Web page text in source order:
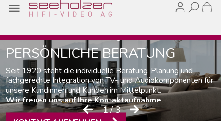

1/ 3
Audio- und Video-Lösungen
PERSÖNLICHE BERATUNG
Seit 1920 steht die individuelle Beratung, Planung und
fachgerechte Integration von TV- und Audiokomponenten für
unsere Kundinnen und Kunden im Mittelpunkt.
Wir freuen uns auf Ihre Kontaktaufnahme.
KONTAKT AUFNEHMEN